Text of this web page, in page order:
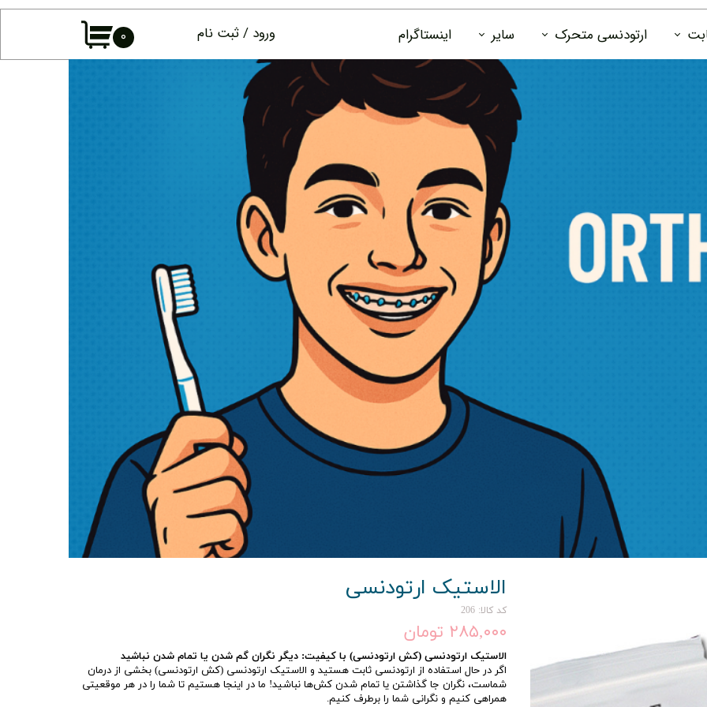
۰ ورود / ثبت نام
حساب کاربری
من
تغییر گذر واژه
سفارشات
خروج از حساب
کاربری
ثابت
ارتودنسی متحرک
فوم جرمگیر پلاک و سفید کننده دندان
قرص ضد عفونی کننده و جرمگیر پلاک
عادت شکن
زیبایی
سایر
دانستنی ها
درباره ما
تماس با ما
اینستاگرام
الاستیک ارتودنسی
کد کالا: 206
۲۸۵,۰۰۰ تومان
الاستیک ارتودنسی (کش ارتودنسی) با کیفیت: دیگر نگران گم شدن یا تمام شدن نباشید
اگر در حال استفاده از ارتودنسی ثابت هستید و الاستیک ارتودنسی (کش ارتودنسی) بخشی از درمان
شماست، نگران جا گذاشتن یا تمام شدن کش‌ها نباشید! ما در اینجا هستیم تا شما را در هر موقعیتی
همراهی کنیم و نگرانی شما را برطرف کنیم.